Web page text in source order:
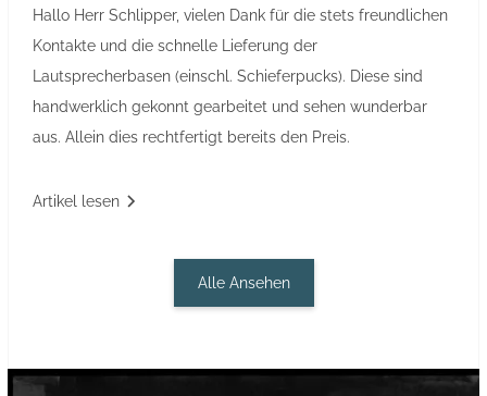
Hallo Herr Schlipper, vielen Dank für die stets freundlichen
Kontakte und die schnelle Lieferung der
Lautsprecherbasen (einschl. Schieferpucks). Diese sind
handwerklich gekonnt gearbeitet und sehen wunderbar
aus. Allein dies rechtfertigt bereits den Preis.
Artikel lesen
Alle Ansehen